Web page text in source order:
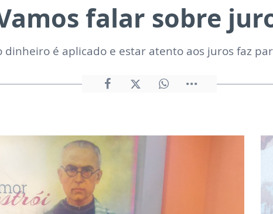
falar sobre
dinheiro é aplicado e estar atento aos juros faz